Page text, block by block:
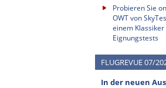
Probieren Sie
OWT von
einem
Eignungstests
FLUGREVUE 07/
In der neuen